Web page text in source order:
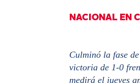
NACIONAL EN
Culminó la fase
victoria de 1-0
medirá el jueves